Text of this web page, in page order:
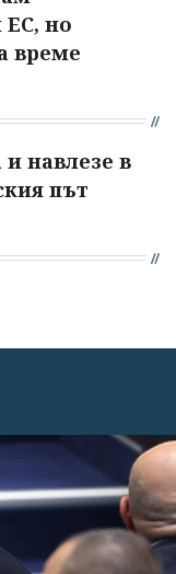
но
време
навлезе в
път